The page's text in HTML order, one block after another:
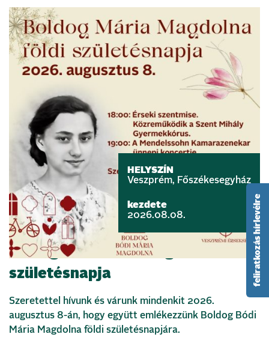
HELYSZÍN
Veszprém, Főszékesegyház
kezdete
2026.08.08.
Boldog Bódi Mária Magdolna földi
születésnapja
Szeretettel hívunk és várunk mindenkit 2026.
augusztus 8-án, hogy együtt emlékezzünk Boldog Bódi
Mária Magdolna földi születésnapjára.
feliratkozás hírlevélre